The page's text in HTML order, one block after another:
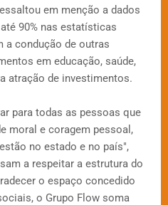
em menção a dados
90% nas estatísticas
a condução de outras
em educação, saúde,
atração de investimentos.
para todas as pessoas que
moral e coragem pessoal,
no estado e no país",
a respeitar a estrutura do
o espaço concedido
o Grupo Flow soma